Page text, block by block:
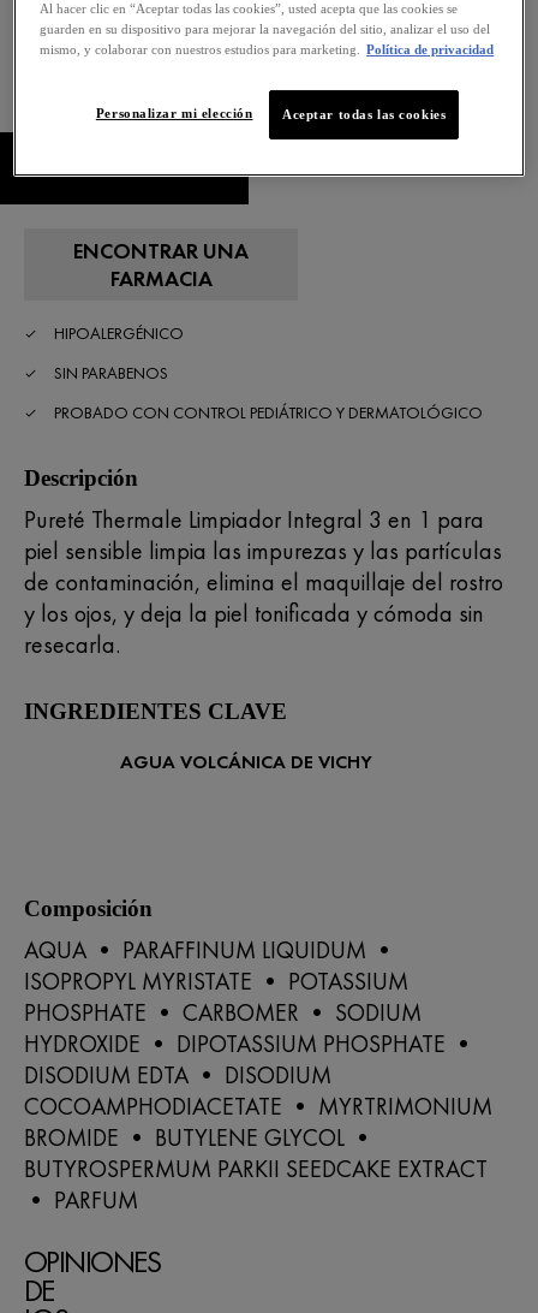
0,0/5 (0 Reseñas)
COMPRAR AHORA
ENCONTRAR UNA
FARMACIA
HIPOALERGÉNICO
SIN PARABENOS
PROBADO CON CONTROL PEDIÁTRICO Y DERMATOLÓGICO
Descripción
Pureté Thermale Limpiador Integral 3 en 1 para
piel sensible limpia las impurezas y las partículas
de contaminación, elimina el maquillaje del rostro
y los ojos, y deja la piel tonificada y cómoda sin
resecarla.
INGREDIENTES CLAVE
AGUA VOLCÁNICA DE VICHY
Composición
AQUA • PARAFFINUM LIQUIDUM •
ISOPROPYL MYRISTATE • POTASSIUM
PHOSPHATE • CARBOMER • SODIUM
HYDROXIDE • DIPOTASSIUM PHOSPHATE •
DISODIUM EDTA • DISODIUM
COCOAMPHODIACETATE • MYRTRIMONIUM
BROMIDE • BUTYLENE GLYCOL •
BUTYROSPERMUM PARKII SEEDCAKE EXTRACT
• PARFUM
OPINIONES
DE
Al hacer clic en “Aceptar todas las cookies”, usted acepta que las cookies se
guarden en su dispositivo para mejorar la navegación del sitio, analizar el uso del
mismo, y colaborar con nuestros estudios para marketing.
Política de privacidad
Aceptar todas las cookies
Personalizar mi elección